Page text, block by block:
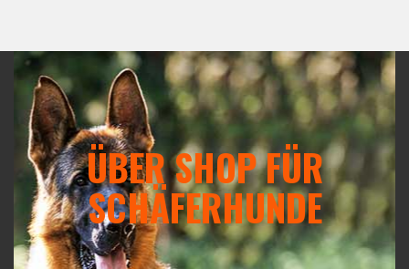
ÜBER SHOP FÜR
SCHÄFERHUNDE